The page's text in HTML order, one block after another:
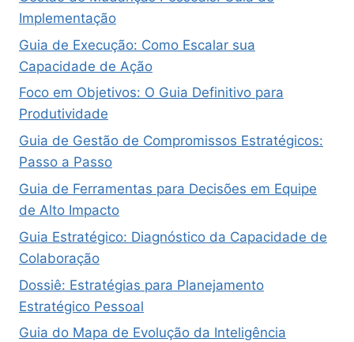
Implementação
Guia de Execução: Como Escalar sua
Capacidade de Ação
Foco em Objetivos: O Guia Definitivo para
Produtividade
Guia de Gestão de Compromissos Estratégicos:
Passo a Passo
Guia de Ferramentas para Decisões em Equipe
de Alto Impacto
Guia Estratégico: Diagnóstico da Capacidade de
Colaboração
Dossiê: Estratégias para Planejamento
Estratégico Pessoal
Guia do Mapa de Evolução da Inteligência